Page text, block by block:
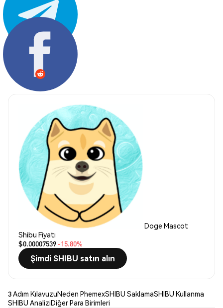
Paylaş:
Doge Mascot
Shibu Fiyatı
$0.00007539 -15.80%
Şimdi SHIBU satın alın
3 Adım KılavuzuNeden PhemexSHIBU SaklamaSHIBU Kullanma
SHIBU AnaliziDiğer Para Birimleri